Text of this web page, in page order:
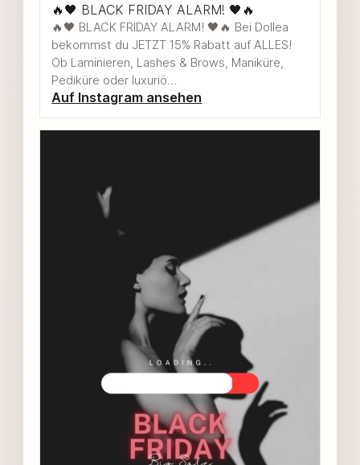
🔥🖤 BLACK FRIDAY ALARM! 🖤🔥
🔥🖤 BLACK FRIDAY ALARM! 🖤🔥 Bei Dollea
bekommst du JETZT 15% Rabatt auf ALLES!
Ob Laminieren, Lashes & Brows, Maniküre,
Pediküre oder luxuriö…
Auf Instagram ansehen